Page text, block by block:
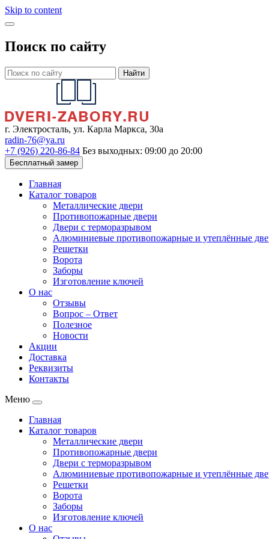
Skip to content
Поиск по сайту
Найти
г. Электросталь, ул. Карла Маркса, 30а
radin-76@ya.ru
+7 (926) 220-86-84 Без выходных: 09:00 до 20:00
Бесплатный замер
Главная
Каталог товаров
Металлические двери
Противопожарные двери
Двери с терморазрывом
Алюминиевые противопожарные и утеплённые
Решетки
Ворота
Заборы
Изготовление ключей
О нас
Отзывы
Вопрос – Ответ
Полезное
Новости
Акции
Доставка
Реквизиты
Контакты
Меню
Главная
Каталог товаров
Металлические двери
Противопожарные двери
Двери с терморазрывом
Алюминиевые противопожарные и утеплённые
Решетки
Ворота
Заборы
Изготовление ключей
О нас